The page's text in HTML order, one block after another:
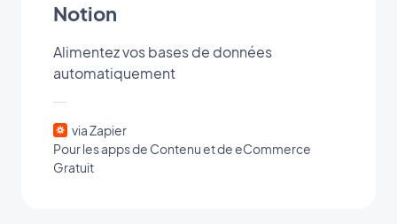
Notion
Alimentez vos bases de données
automatiquement
via Zapier
Pour les apps de Contenu et de eCommerce
Gratuit